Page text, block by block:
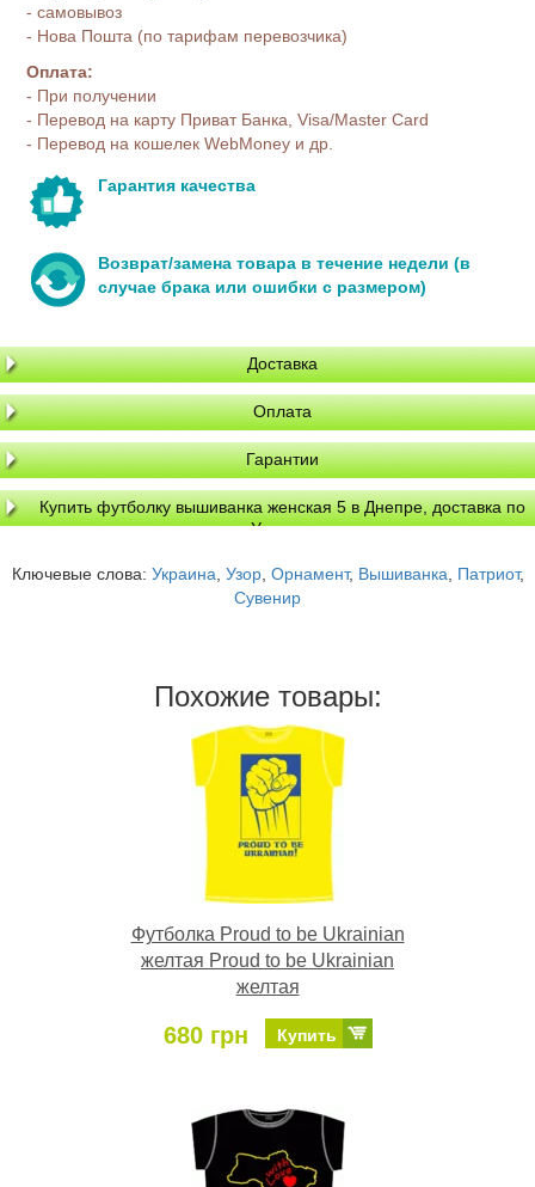
- самовывоз
- Нова Пошта (по тарифам перевозчика)
Оплата:
- При получении
- Перевод на карту Приват Банка, Visa/Master Card
- Перевод на кошелек WebMoney и др.
Гарантия качества
Возврат/замена товара в течение недели (в
случае брака или ошибки с размером)
Доставка
Оплата
Гарантии
Купить футболку вышиванка женская 5 в Днепре, доставка по
Украине
Ключевые слова: Украина, Узор, Орнамент, Вышиванка, Патриот,
Сувенир
Похожие товары:
Футболка Proud to be Ukrainian
желтая Proud to be Ukrainian
желтая
680 грн Купить